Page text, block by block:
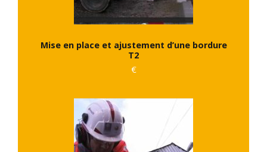
Mise en place et ajustement d’une bordure
T2
€